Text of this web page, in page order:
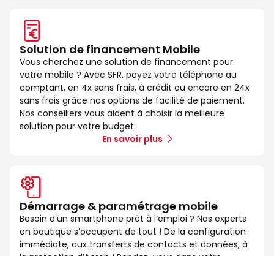
Solution de financement Mobile
Vous cherchez une solution de financement pour
votre mobile ? Avec SFR, payez votre téléphone au
comptant, en 4x sans frais, à crédit ou encore en 24x
sans frais grâce nos options de facilité de paiement.
Nos conseillers vous aident à choisir la meilleure
solution pour votre budget.
En savoir plus
Démarrage & paramétrage mobile
Besoin d’un smartphone prêt à l’emploi ? Nos experts
en boutique s’occupent de tout ! De la configuration
immédiate, aux transferts de contacts et données, à